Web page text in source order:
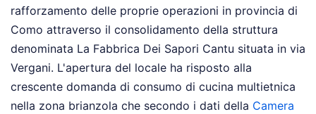
rafforzamento delle proprie operazioni in provincia di
Como attraverso il consolidamento della struttura
denominata La Fabbrica Dei Sapori Cantu situata in via
Vergani. L'apertura del locale ha risposto alla
crescente domanda di consumo di cucina multietnica
nella zona brianzola che secondo i dati della Camera